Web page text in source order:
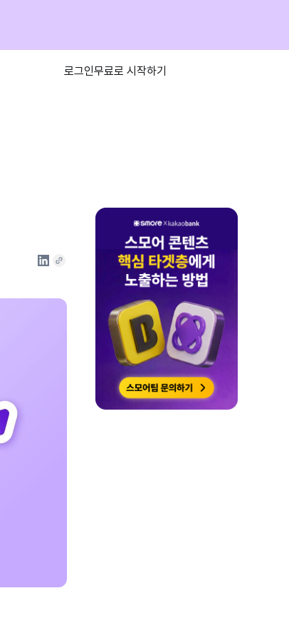
로그인무료로 시작하기